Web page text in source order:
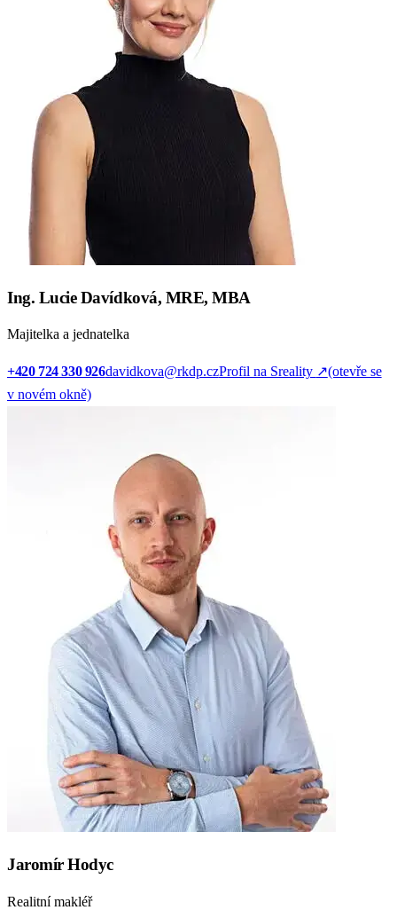
Ing. Lucie Davídková, MRE, MBA
Majitelka a jednatelka
+420 724 330 926davidkova@rkdp.czProfil na Sreality ↗(otevře se
v novém okně)
Jaromír Hodyc
Realitní makléř